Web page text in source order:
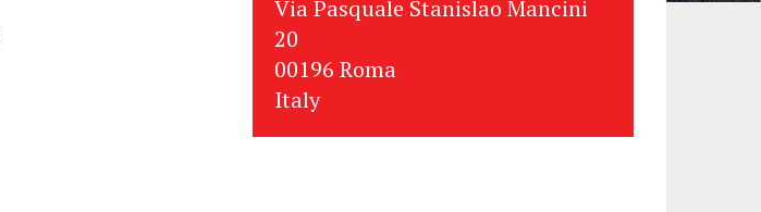
Via Pasquale Stanislao Mancini
20
00196 Roma
Italy